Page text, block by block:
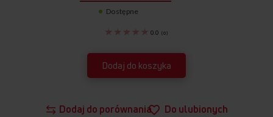
Dodaj do porównania Do ulubionych
0.0 (0)
Dostępne
Dodaj do koszyka